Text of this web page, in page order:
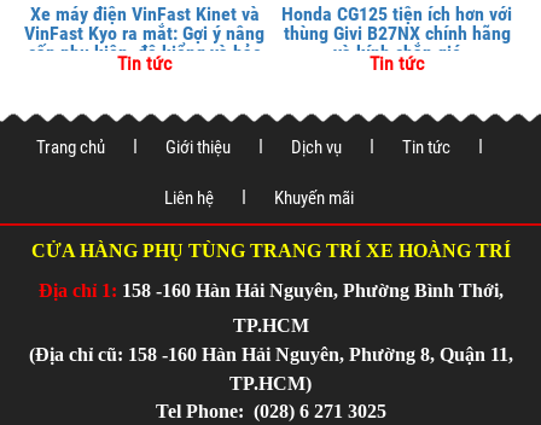
Xe máy điện VinFast Kinet và
VinFast Kyo ra mắt: Gợi ý nâng
cấp phụ kiện, độ kiểng và bảo
vệ xe tại
Tin tức
Honda CG125 tiện ích hơn với
thùng Givi B27NX chính hãng
và kính chắn gió
Tin tức
Trang chủ Giới thiệu Dịch vụ Tin tức
Liên hệ Khuyến mãi
CỬA HÀNG PHỤ TÙNG TRANG TRÍ XE HOÀNG TRÍ
Địa chỉ 1: 158 -160 Hàn Hải Nguyên, Phường Bình Thới,
TP.HCM
(Địa chỉ cũ: 158 -160 Hàn Hải Nguyên, Phường 8, Quận 11,
TP.HCM)
Tel Phone: (028) 6 271 3025